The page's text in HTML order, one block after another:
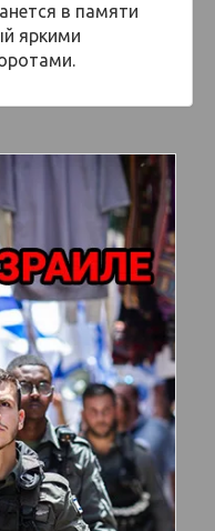
в памяти
яркими